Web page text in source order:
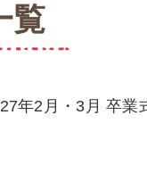
覧
年2月・3月 卒業